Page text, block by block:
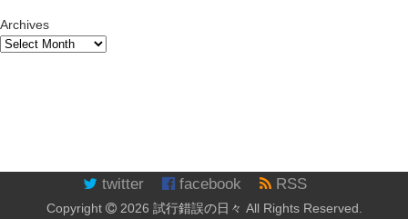
Archives
twitter facebook RSS
Copyright 2026 試行錯誤の日々 All Rights Reserved.